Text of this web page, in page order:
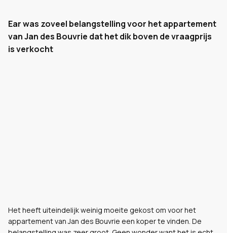
Ear was zoveel belangstelling voor het appartement
van Jan des Bouvrie dat het dik boven de vraagprijs
is verkocht
Het heeft uiteindelijk weinig moeite gekost om voor het
appartement van Jan des Bouvrie een koper te vinden. De